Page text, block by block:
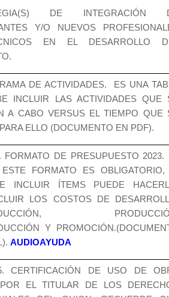
DE INTEGRACIÓN
Y/O NUEVOS
EN EL DESARROLLO
DE ACTIVIDADES. ES UNA
INCLUIR LAS ACTIVIDADES QUE
A CABO VERSUS EL TIEMPO QUE
ELLO (DOCUMENTO EN PDF).
FORMATO DE PRESUPUESTO 2023.
FORMATO ES OBLIGATORIO,
INCLUIR ÍTEMS PUEDE
LOS COSTOS DE
Y
AUDIOAYUDA
CERTIFICACIÓN DE USO DE
EL TITULAR DE LOS